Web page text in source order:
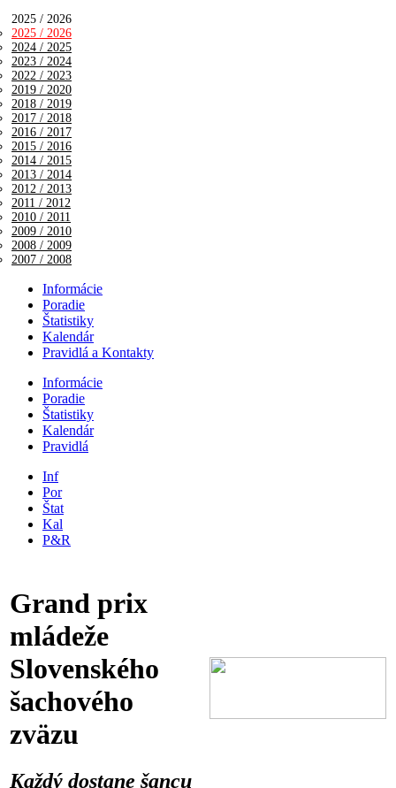
2025 / 2026
2025 / 2026
2024 / 2025
2023 / 2024
2022 / 2023
2019 / 2020
2018 / 2019
2017 / 2018
2016 / 2017
2015 / 2016
2014 / 2015
2013 / 2014
2012 / 2013
2011 / 2012
2010 / 2011
2009 / 2010
2008 / 2009
2007 / 2008
Informácie
Poradie
Štatistiky
Kalendár
Pravidlá a Kontakty
Informácie
Poradie
Štatistiky
Kalendár
Pravidlá
Inf
Por
Štat
Kal
P&R
Grand prix
mládeže
Slovenského
šachového
zväzu
Každý dostane šancu